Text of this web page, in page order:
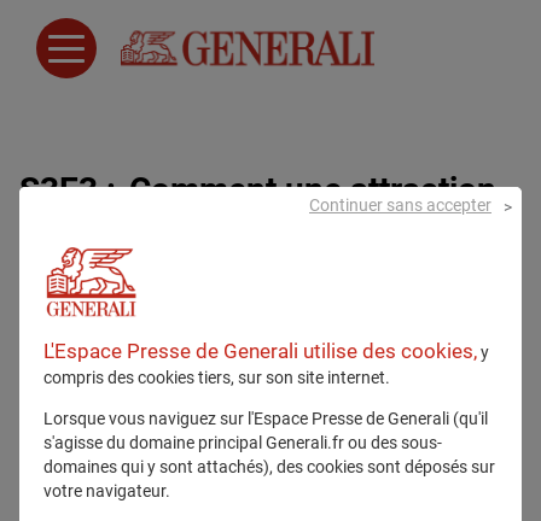
S3E3 : Comment une attraction
touristique est devenue un outil
scientifique de sensibilisation et
d’action
27 mai 2025
Podcast Saison 3 Climat 2025 Podcast
L'Espace Presse de Generali utilise des cookies,y
compris des cookies tiers, sur son site internet.
Lorsque vous naviguez sur l'Espace Presse de Generali (qu'il
s'agisse du domaine principal Generali.fr ou des sous-
domaines qui y sont attachés), des cookies sont déposés sur
votre navigateur.
Continuer sans accepter